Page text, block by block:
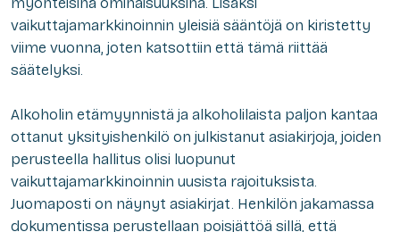
vaikuttajamarkkinoinnin yleisiä sääntöjä on kiristetty
viime vuonna, joten katsottiin että tämä riittää
säätelyksi.
Alkoholin etämyynnistä ja alkoholilaista paljon kantaa
ottanut yksityishenkilö on julkistanut asiakirjoja, joiden
perusteella hallitus olisi luopunut
vaikuttajamarkkinoinnin uusista rajoituksista.
Juomaposti on näynyt asiakirjat. Henkilön jakamassa
dokumentissa perustellaan poisjättöä sillä, että